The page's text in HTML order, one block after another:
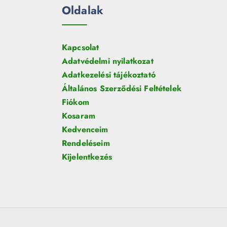
Oldalak
Kapcsolat
Adatvédelmi nyilatkozat
Adatkezelési tájékoztató
Általános Szerződési Feltételek
Fiókom
Kosaram
Kedvenceim
Rendeléseim
Kijelentkezés